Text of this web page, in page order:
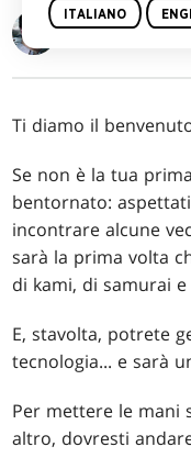
Gavin Verhey
Ti diamo il
Se non è la tua
bentornato:
incontrare alcune
sarà la prima volta
di kami, di samurai
E, stavolta, potrete
tecnologia... e sarà
Per mettere le mani
altro, dovresti
ITALIANO